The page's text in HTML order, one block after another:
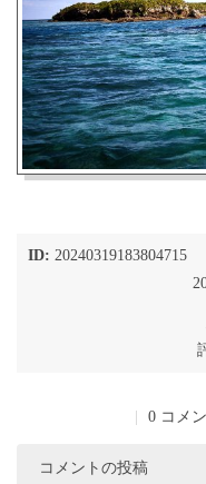
ID: 20240319183804715
0 コメ
コメントの投稿